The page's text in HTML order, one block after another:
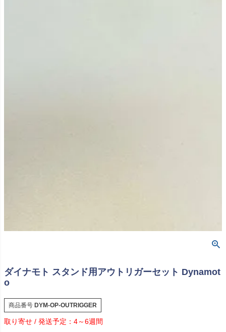
ダイナモト スタンド用アウトリガーセット Dynamot
o
商品番号 DYM-OP-OUTRIGGER
4～6週間